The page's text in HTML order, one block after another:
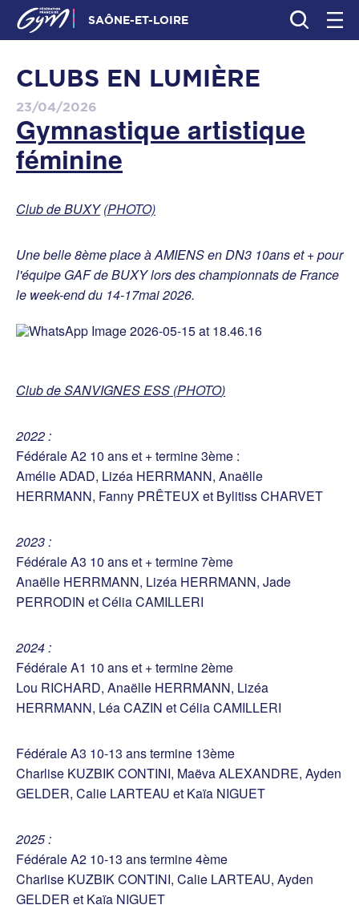
SAÔNE-ET-LOIRE
CLUBS EN LUMIÈRE
23/04/2026
Gymnastique artistique
féminine
Club de BUXY (PHOTO)
Une belle 8ème place à AMIENS en DN3 10ans et + pour
l'équipe GAF de BUXY lors des championnats de France
le week-end du 14-17mai 2026.
Club de SANVIGNES ESS (PHOTO)
2022 :
Fédérale A2 10 ans et + termine 3ème :
Amélie ADAD, Lizéa HERRMANN, Anaëlle
HERRMANN, Fanny PRÊTEUX et Bylitiss CHARVET
2023 :
Fédérale A3 10 ans et + termine 7ème
Anaëlle HERRMANN, Lizéa HERRMANN, Jade
PERRODIN et Célia CAMILLERI
2024 :
Fédérale A1 10 ans et + termine 2ème
Lou RICHARD, Anaëlle HERRMANN, Lizéa
HERRMANN, Léa CAZIN et Célia CAMILLERI
Fédérale A3 10-13 ans termine 13ème
Charlise KUZBIK CONTINI, Maëva ALEXANDRE, Ayden
GELDER, Calie LARTEAU et Kaïa NIGUET
2025 :
Fédérale A2 10-13 ans termine 4ème
Charlise KUZBIK CONTINI, Calie LARTEAU, Ayden
GELDER et Kaïa NIGUET